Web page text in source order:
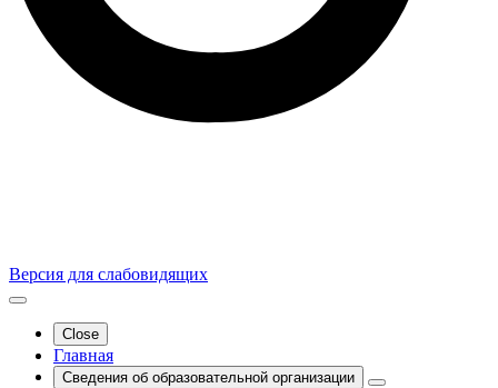
Версия для слабовидящих
Close
Главная
Сведения об образовательной организации